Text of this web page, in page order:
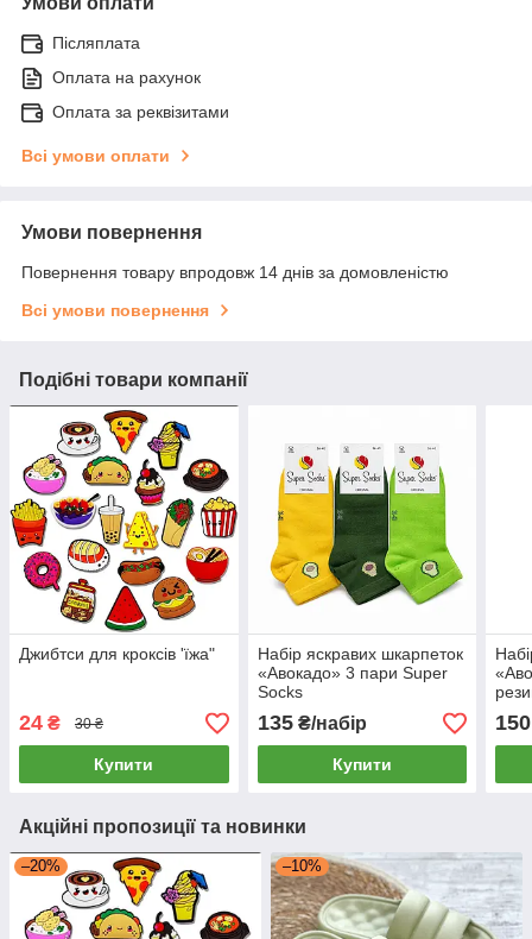
Післяплата
Оплата на рахунок
Оплата за реквізитами
Всі умови оплати
Умови повернення
Повернення товару впродовж 14 днів за домовленістю
Всі умови повернення
Подібні товари компанії
Джибтси для кроксів 'їжа"
24 ₴ 30 ₴
Купити
Набір яскравих шкарпеток
«Авокадо» 3 пари Super
Socks
135₴/набір
Купити
150
Акційні пропозиції та новинки
–20% –10%